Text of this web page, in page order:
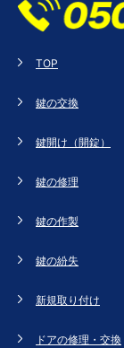
TOP
鍵の交換
鍵開け（開錠）
鍵の修理
鍵の作製
鍵の紛失
新規取り付け
ドアの修理・交換